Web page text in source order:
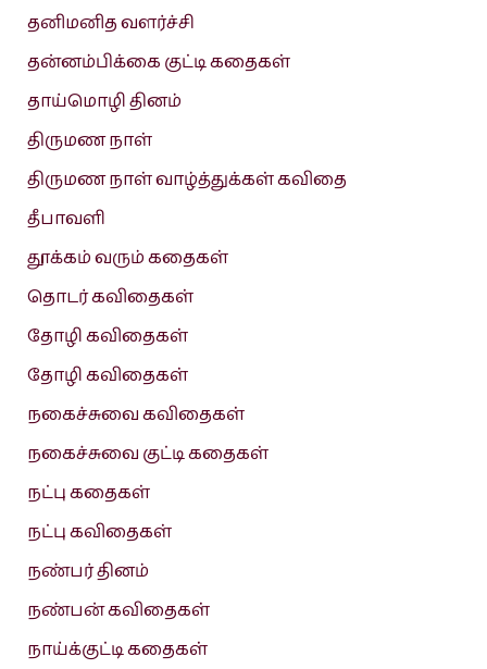
தனிமனித வளர்ச்சி
தன்னம்பிக்கை குட்டி கதைகள்
தாய்மொழி தினம்
திருமண நாள்
திருமண நாள் வாழ்த்துக்கள் கவிதை
தீபாவளி
தூக்கம் வரும் கதைகள்
தொடர் கவிதைகள்
தோழி கவிதைகள்
தோழி கவிதைகள்
நகைச்சுவை கவிதைகள்
நகைச்சுவை குட்டி கதைகள்
நட்பு கதைகள்
நட்பு கவிதைகள்
நண்பர் தினம்
நண்பன் கவிதைகள்
நாய்க்குட்டி கதைகள்